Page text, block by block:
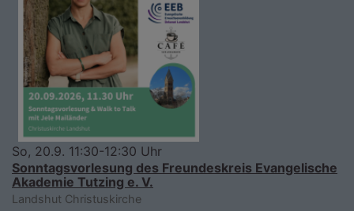
So, 20.9. 11:30-12:30 Uhr
Sonntagsvorlesung des Freundeskreis Evangelische
Akademie Tutzing e. V.
Landshut Christuskirche